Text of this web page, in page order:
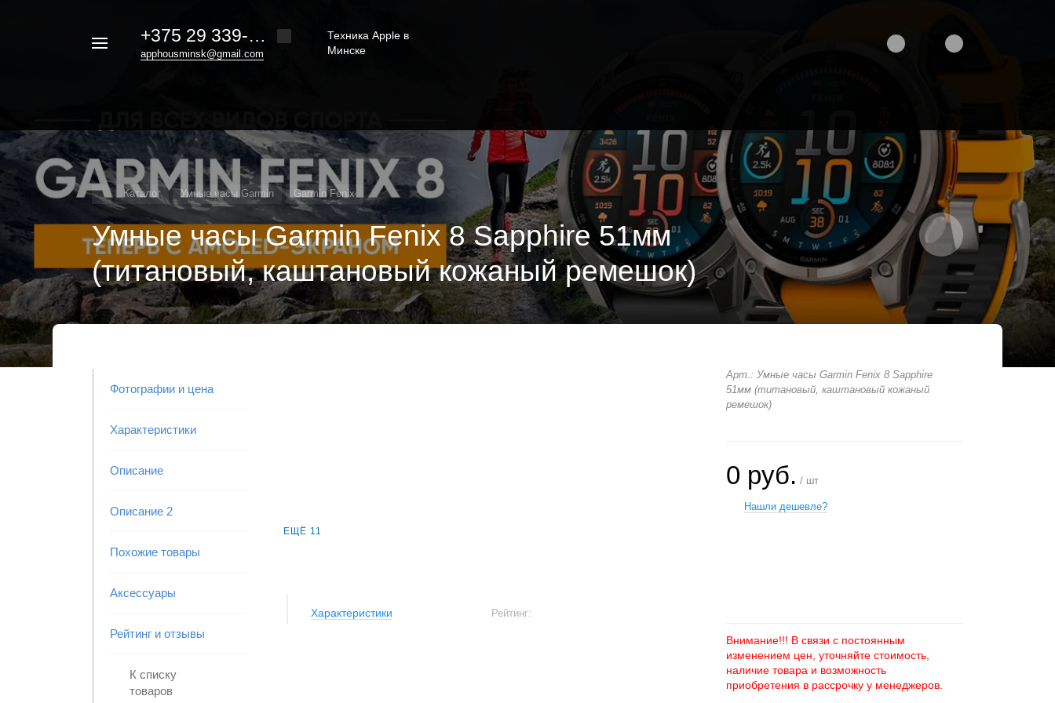
+375 29 339-20-30
apphousminsk@gmail.com
Техника Apple в
Минске
Каталог Умные часы Garmin Garmin Fenix
Умные часы Garmin Fenix 8 Sapphire 51мм
(титановый, каштановый кожаный ремешок)
Фотографии и цена
Характеристики
Описание
Описание 2
Похожие товары
Аксессуары
Рейтинг и отзывы
К списку
товаров
ЕЩЁ 11
Характеристики Рейтинг:
Арт.: Умные часы Garmin Fenix 8 Sapphire
51мм (титановый, каштановый кожаный
ремешок)
0 руб. / шт
Нашли дешевле?
Внимание!!! В связи с постоянным
изменением цен, уточняйте стоимость,
наличие товара и возможность
приобретения в рассрочку у менеджеров.